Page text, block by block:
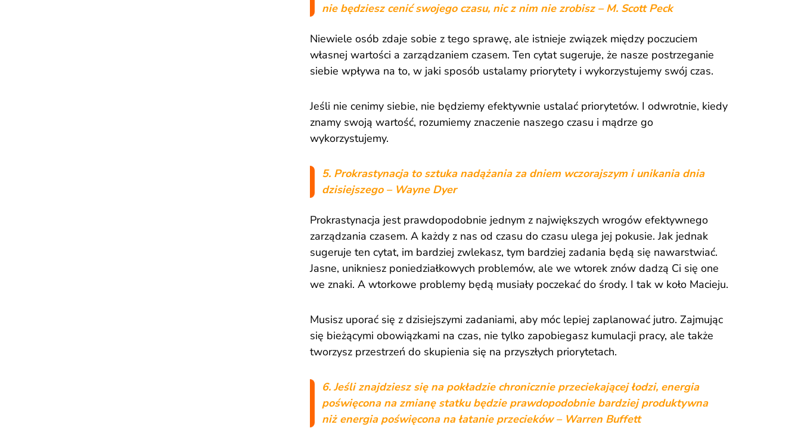
nie będziesz cenić swojego czasu, nic z nim nie zrobisz – M. Scott Peck
Niewiele osób zdaje sobie z tego sprawę, ale istnieje związek między poczuciem
własnej wartości a zarządzaniem czasem. Ten cytat sugeruje, że nasze postrzeganie
siebie wpływa na to, w jaki sposób ustalamy priorytety i wykorzystujemy swój czas.
Jeśli nie cenimy siebie, nie będziemy efektywnie ustalać priorytetów. I odwrotnie, kiedy
znamy swoją wartość, rozumiemy znaczenie naszego czasu i mądrze go
wykorzystujemy.
5. Prokrastynacja to sztuka nadążania za dniem wczorajszym i unikania dnia
dzisiejszego – Wayne Dyer
Prokrastynacja jest prawdopodobnie jednym z największych wrogów efektywnego
zarządzania czasem. A każdy z nas od czasu do czasu ulega jej pokusie. Jak jednak
sugeruje ten cytat, im bardziej zwlekasz, tym bardziej zadania będą się nawarstwiać.
Jasne, unikniesz poniedziałkowych problemów, ale we wtorek znów dadzą Ci się one
we znaki. A wtorkowe problemy będą musiały poczekać do środy. I tak w koło Macieju.
Musisz uporać się z dzisiejszymi zadaniami, aby móc lepiej zaplanować jutro. Zajmując
się bieżącymi obowiązkami na czas, nie tylko zapobiegasz kumulacji pracy, ale także
tworzysz przestrzeń do skupienia się na przyszłych priorytetach.
6. Jeśli znajdziesz się na pokładzie chronicznie przeciekającej łodzi, energia
poświęcona na zmianę statku będzie prawdopodobnie bardziej produktywna
niż energia poświęcona na łatanie przecieków –Warren Buffett